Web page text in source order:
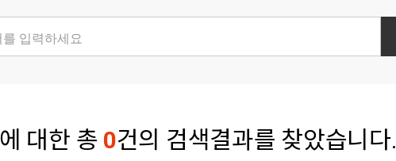
에 대한 총 0건의 검색결과를 찾았습니다.